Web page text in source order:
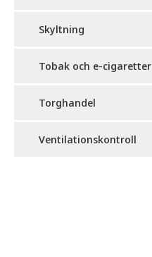
Skyltning
Tobak och e-cigaretter
Torghandel
Ventilationskontroll